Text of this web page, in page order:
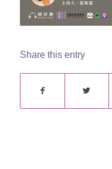
Share this entry